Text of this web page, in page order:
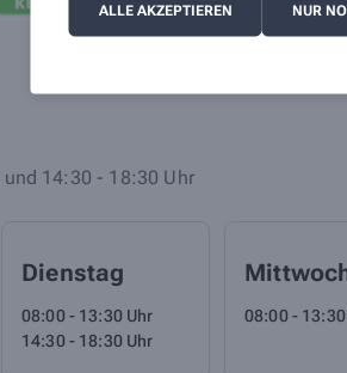
ALLE AKZEPTIEREN NUR
14:30 - 18:30 Uhr
Dienstag
08:00 - 13:30 Uhr
14:30 - 18:30 Uhr
08:00 -